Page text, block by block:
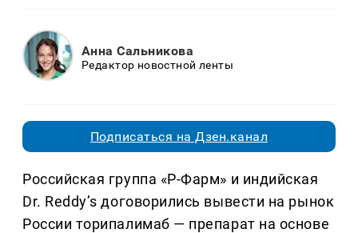
Анна Сальникова
Редактор новостной ленты
Подписаться на Дзен.канал
Российская группа «Р-Фарм» и индийская
Dr. Reddy’s договорились вывести на рынок
России торипалимаб — препарат на основе